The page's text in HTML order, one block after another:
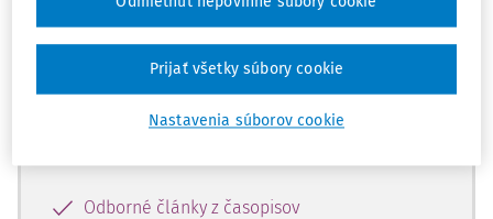
Odomknite si prístup k odbornému
obsahu a získajte prístup na 10 dní
zdarma, stačí sa len zaregistrovať.
Vďaka registrácii získate prístup aj k
Odborné články z časopisov
Nastavenia súborov cookie
Prijať všetky súbory cookie